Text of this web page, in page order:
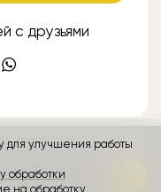
с друзьями
для улучшения работы
обработки
на обработку